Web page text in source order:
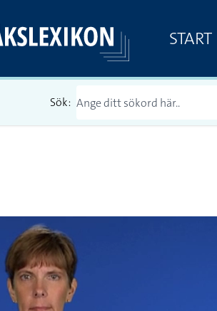
START
Sök: